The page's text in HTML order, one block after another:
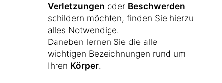
Verletzungen oder Beschwerden
schildern möchten, finden Sie hierzu
alles Notwendige.
Daneben lernen Sie die alle
wichtigen Bezeichnungen rund um
Ihren Körper.